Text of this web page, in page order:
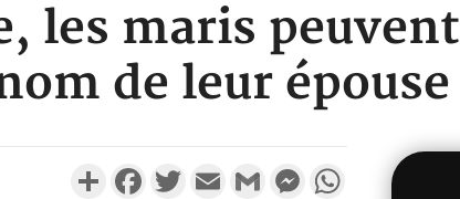
les maris peuvent
de leur épouse
PartagerFacebookTwitterEmail Gmail MessengerWhatsApp